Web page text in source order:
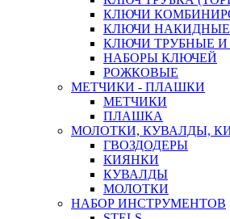
КЛЮЧИ
КЛЮЧИ НАКИДНЫЕ
КЛЮЧИ ТРУБНЫЕ И
НАБОРЫ КЛЮЧЕЙ
РОЖКОВЫЕ
МЕТЧИКИ - ПЛАШКИ
МЕТЧИКИ
ПЛАШКА
МОЛОТКИ, КУВАЛДЫ,
ГВОЗДОДЕРЫ
КИЯНКИ
КУВАЛДЫ
МОЛОТКИ
НАБОР ИНСТРУМЕНТОВ